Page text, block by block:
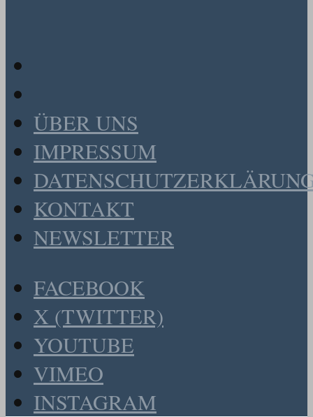
ÜBER UNS
IMPRESSUM
KONTAKT
NEWSLETTER
FACEBOOK
X (TWITTER)
YOUTUBE
VIMEO
INSTAGRAM